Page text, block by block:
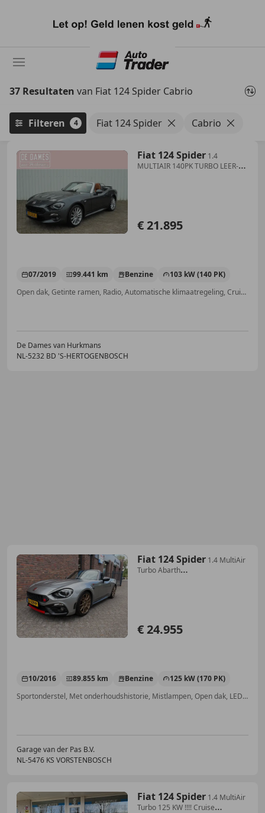
naar
37 Resultaten van Fiat 124 Spider Cabrio
Filteren 4 Fiat 124 Spider Cabrio
Fiat 124 Spider 1.4
MULTIAIR 140PK TURBO LEER-
€ 21.895
07/2019 99.441 km Benzine
103 kW (140 PK)
Open dak, Getinte ramen, Radio, Automatische klimaatregeling, Cruise control, Stoelverwarming, Parkeerhulp met camera, Centrale deurvergrendeling met afstandsbediening
De Dames van Hurkmans
NL-5232 BD 'S-HERTOGENBOSCH
Fiat 124 Spider 1.4 MultiAir
Turbo Abarth
€ 24.955
10/2016 89.855 km Benzine
125 kW (170 PK)
Sportonderstel, Met onderhoudshistorie, Mistlampen, Open dak, LED verlichting, Sportstoelen, ABS, Centrale deurvergrendeling met afstandsbediening
Garage van der Pas B.V.
NL-5476 KS VORSTENBOSCH
Fiat 124 Spider 1.4 MultiAir
Turbo 125 KW !!!! Cruise